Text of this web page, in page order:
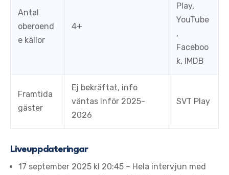
Antal
oberoend
e källor
4+
Play,
YouTube
,
Faceboo
k, IMDB
Framtida
gäster
Ej bekräftat, info
väntas inför 2025-
2026
SVT Play
Liveuppdateringar
17 september 2025 kl 20:45 – Hela intervjun med